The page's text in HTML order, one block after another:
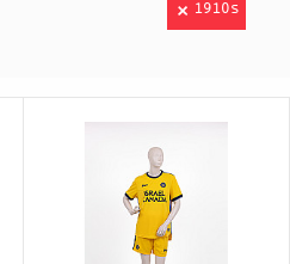
1910s